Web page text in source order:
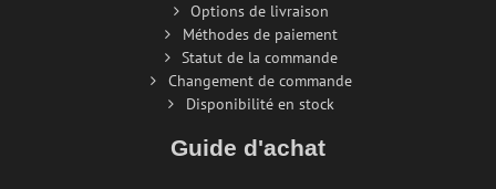
Options de livraison
Méthodes de paiement
Statut de la commande
Changement de commande
Disponibilité en stock
Guide d'achat